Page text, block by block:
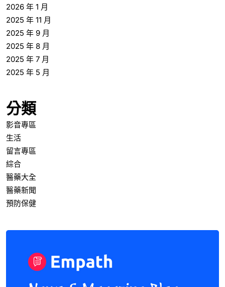
2026 年 1 月
2025 年 11 月
2025 年 9 月
2025 年 8 月
2025 年 7 月
2025 年 5 月
分類
影音專區
生活
留言專區
綜合
醫藥大全
醫藥新聞
預防保健